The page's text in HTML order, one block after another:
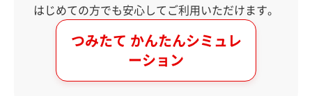
はじめての方でも安心してご利用いただけます。
つみたて かんたんシミュレ
ーション